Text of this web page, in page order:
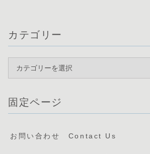
カテゴリー
固定ページ
お問い合わせ Contact Us